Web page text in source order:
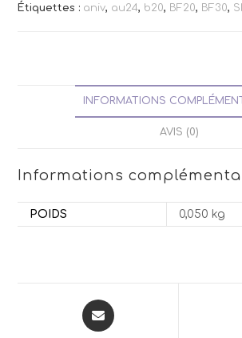
Étiquettes : aniv, au24, b20, BF20, BF30,
INFORMATIONS
AVIS (0)
Informations
POIDS 0,050 kg
Opens
in